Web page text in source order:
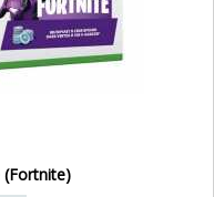
(Fortnite)